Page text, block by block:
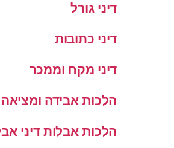
דיני גורל
דיני כתובות
דיני מקח וממכר
הלכות אבידה ומציאה
הלכות אבלות דיני